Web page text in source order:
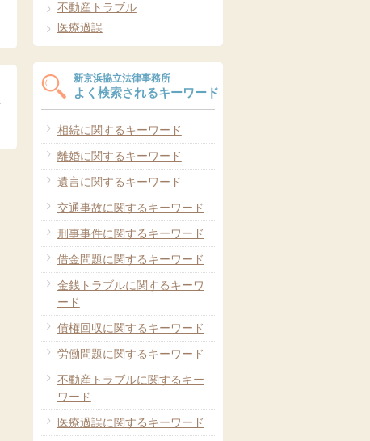
不動産トラブル
医療過誤
新京浜協立法律事務所
よく検索されるキーワード
相続に関するキーワード
離婚に関するキーワード
遺言に関するキーワード
交通事故に関するキーワード
刑事事件に関するキーワード
借金問題に関するキーワード
金銭トラブルに関するキーワ
ード
債権回収に関するキーワード
労働問題に関するキーワード
不動産トラブルに関するキー
ワード
医療過誤に関するキーワード